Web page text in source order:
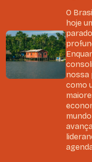
O
hoje
nossa
como